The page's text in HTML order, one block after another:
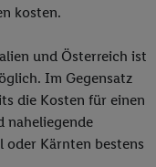
kosten.
und Österreich ist
Im Gegensatz
die Kosten für einen
naheliegende
oder Kärnten bestens